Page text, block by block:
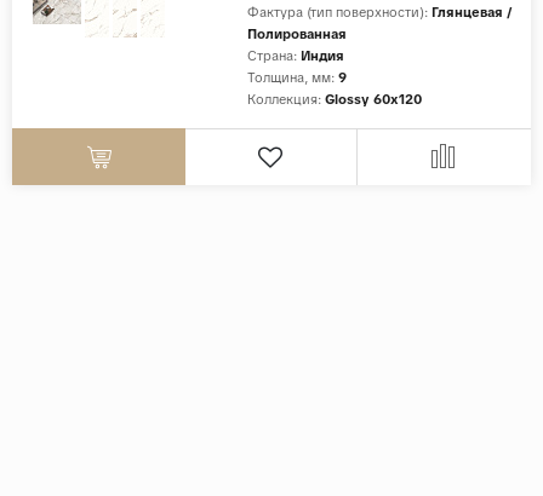
Фактура (тип поверхности): Глянцевая /
Полированная
Страна: Индия
Толщина, мм: 9
Коллекция: Glossy 60x120